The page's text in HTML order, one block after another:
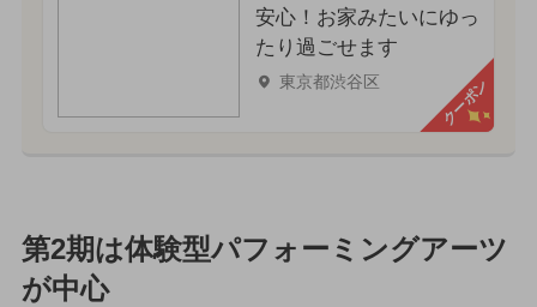
安心！お家みたいにゆっ
たり過ごせます
東京都渋谷区 クーポン
第2期は体験型パフォーミングアーツ
が中心